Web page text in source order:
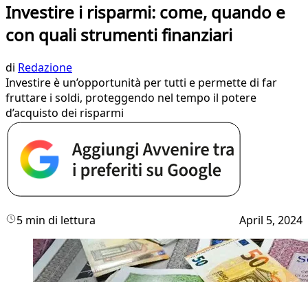
Investire i risparmi: come, quando e
con quali strumenti finanziari
di Redazione
Investire è un’opportunità per tutti e permette di far
fruttare i soldi, proteggendo nel tempo il potere
d’acquisto dei risparmi
5 min di lettura April 5, 2024